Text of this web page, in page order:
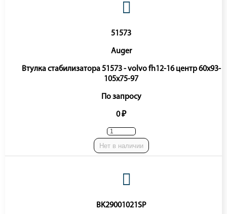
51573
Auger
Втулка стабилизатора 51573 - volvo fh12-16 центр 60x93-
105x75-97
По запросу
0 ₽
Нет в наличии
BK29001021SP